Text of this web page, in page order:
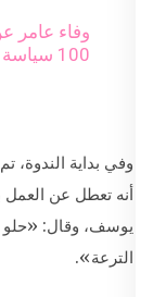
وفاء عامر
100 سياسة
وفي بداية
أنه تعطل عن العمل
يوسف، وقال: «حلو
الترعة».